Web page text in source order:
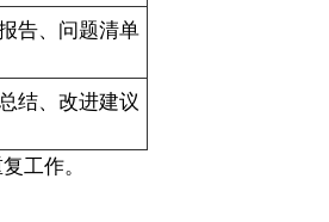
告、问题清单
结、改进建议
工作。